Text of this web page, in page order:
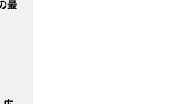
最